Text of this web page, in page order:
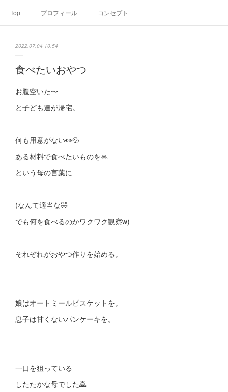
Top プロフィール コンセプト
SNS
2022.07.04 10:54
食べたいおやつ
お腹空いた〜
と子ども達が帰宅。
何も用意がない👀💦
ある材料で食べたいものを🙏
という母の言葉に
(なんて適当な🤣
でも何を食べるのかワクワク観察w)
それぞれがおやつ作りを始める。
娘はオートミールビスケットを。
息子は甘くないパンケーキを。
一口を狙っている
したたかな母でした🙇